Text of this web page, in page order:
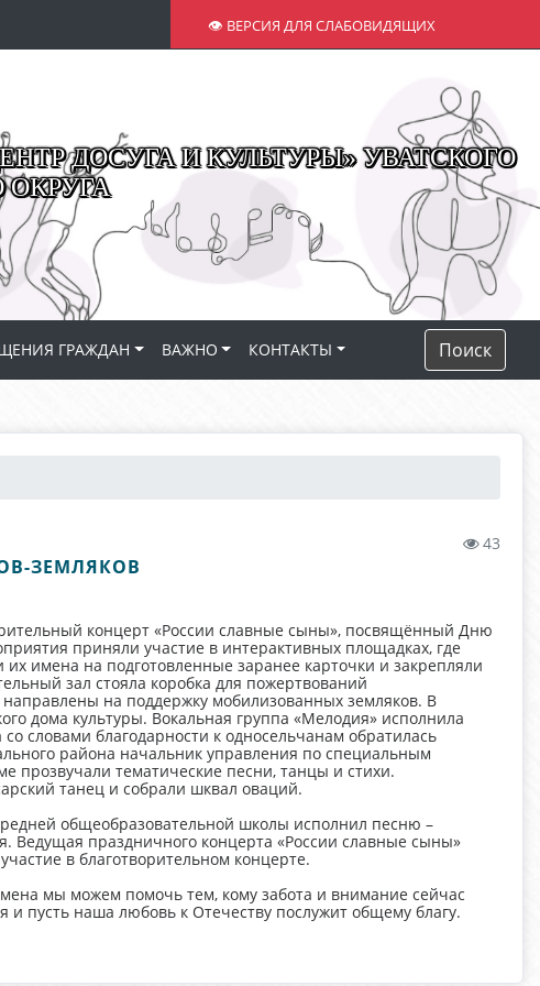
👁 ВЕРСИЯ ДЛЯ СЛАБОВИДЯЩИХ
ДОСУГА И КУЛЬТУРЫ» УВАТСКОГО
ГРАЖДАН ВАЖНО КОНТАКТЫ Поиск
43
ЗЕМЛЯКОВ
концерт «России славные сыны», посвящённый Дню
приняли участие в интерактивных площадках, где
имена на подготовленные заранее карточки и закрепляли
зал стояла коробка для пожертвований
на поддержку мобилизованных земляков. В
дома культуры. Вокальная группа «Мелодия» исполнила
словами благодарности к односельчанам обратилась
района начальник управления по специальным
тематические песни, танцы и стихи.
танец и собрали шквал оваций.
общеобразовательной школы исполнил песню –
Ведущая праздничного концерта «России славные сыны»
в благотворительном концерте.
мы можем помочь тем, кому забота и внимание сейчас
пусть наша любовь к Отечеству послужит общему благу.